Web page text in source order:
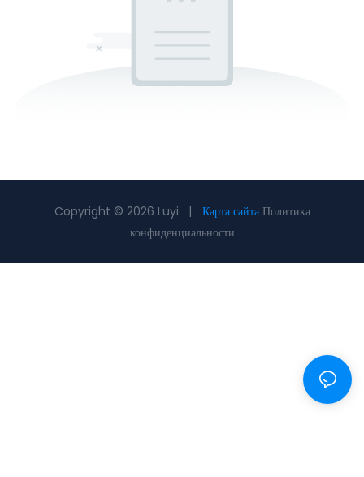
Copyright © 2026 Luyi | Карта сайта Политика
конфиденциальности